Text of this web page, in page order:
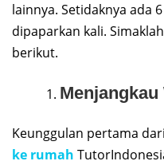
lainnya. Setidaknya ada
dipaparkan kali.
berikut.
Keunggulan pertama
ke rumah